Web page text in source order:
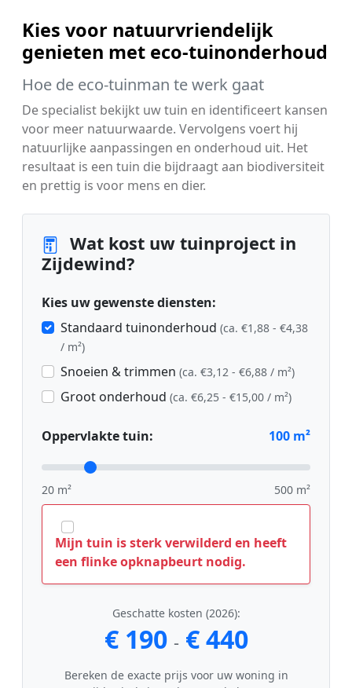
Kies voor natuurvriendelijk
genieten met eco-tuinonderhoud
Hoe de eco-tuinman te werk gaat
De specialist bekijkt uw tuin en identificeert kansen
voor meer natuurwaarde. Vervolgens voert hij
natuurlijke aanpassingen en onderhoud uit. Het
resultaat is een tuin die bijdraagt aan biodiversiteit
en prettig is voor mens en dier.
Wat kost uw tuinproject in
Zijdewind?
Kies uw gewenste diensten:
Standaard tuinonderhoud (ca. €1,88 - €4,38
/ m²)
Snoeien & trimmen (ca. €3,12 - €6,88 / m²)
Groot onderhoud (ca. €6,25 - €15,00 / m²)
Oppervlakte tuin: 100 m²
20 m² 500 m²
Mijn tuin is sterk verwilderd en heeft
een flinke opknapbeurt nodig.
Geschatte kosten (2026):
€ 190 - € 440
Bereken de exacte prijs voor uw woning in